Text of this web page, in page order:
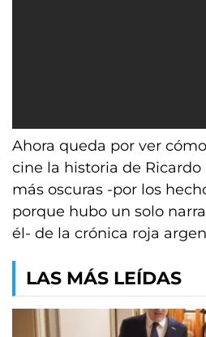
Ahora queda por ver
cine la historia de
más oscuras -por los
porque hubo un solo
él- de la crónica roja
LAS MÁS LEÍDAS